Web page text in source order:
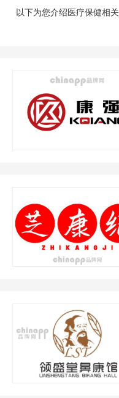
以下为您介绍医疗保健相